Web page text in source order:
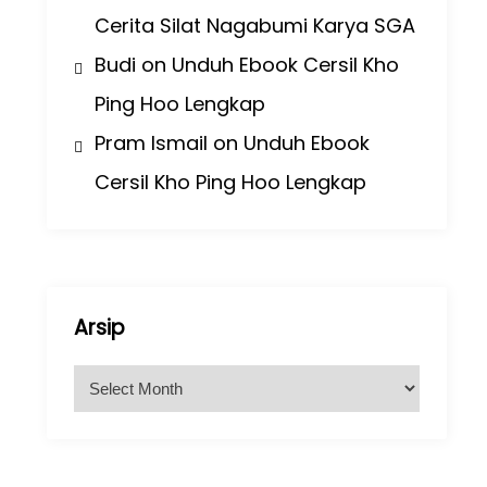
Cerita Silat Nagabumi Karya SGA
Budi on Unduh Ebook Cersil Kho
Ping Hoo Lengkap
Pram Ismail on Unduh Ebook
Cersil Kho Ping Hoo Lengkap
Arsip
r